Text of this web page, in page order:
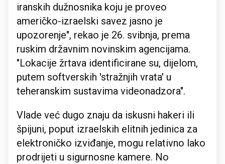
iranskih dužnosnika koju je proveo
američko-izraelski savez jasno je
upozorenje", rekao je 26. svibnja, prema
ruskim državnim novinskim agencijama.
"Lokacije žrtava identificirane su, dijelom,
putem softverskih 'stražnjih vrata' u
teheranskim sustavima videonadzora".
Vlade već dugo znaju da iskusni hakeri ili
špijuni, poput izraelskih elitnih jedinica za
elektroničko izviđanje, mogu relativno lako
prodrijeti u sigurnosne kamere. No